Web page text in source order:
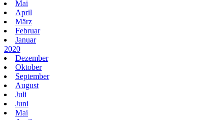
Mai
April
März
Februar
Januar
2020
Dezember
Oktober
September
August
Juli
Juni
Mai